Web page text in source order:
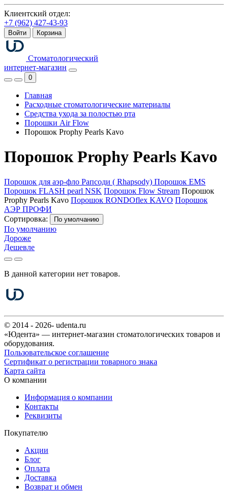
Клиентский отдел:
+7 (962) 427-43-93
Войти Корзина
Стоматологический
интернет-магазин
0
Главная
Расходные стоматологические материалы
Средства ухода за полостью рта
Порошки Air Flow
Порошок Prophy Pearls Kavo
Порошок Prophy Pearls Kavo
Порошок для аэр-фло Рапсоди ( Rhapsody) Порошок EMS
Порошок FLASH pearl NSK Порошок Flow Stream Порошок
Prophy Pearls Kavo Порошок RONDOflex KAVO Порошок
АЭР ПРОФИ
Сортировка:
По умолчанию
По умолчанию
Дороже
Дешевле
В данной категории нет товаров.
© 2014 - 2026- udenta.ru
«Юдента» — интернет-магазин стоматологических товаров и
оборудования.
Пользовательское соглашение
Сертификат о регистрации товарного знака
Карта сайта
О компании
Информация о компании
Контакты
Реквизиты
Покупателю
Акции
Блог
Оплата
Доставка
Возврат и обмен